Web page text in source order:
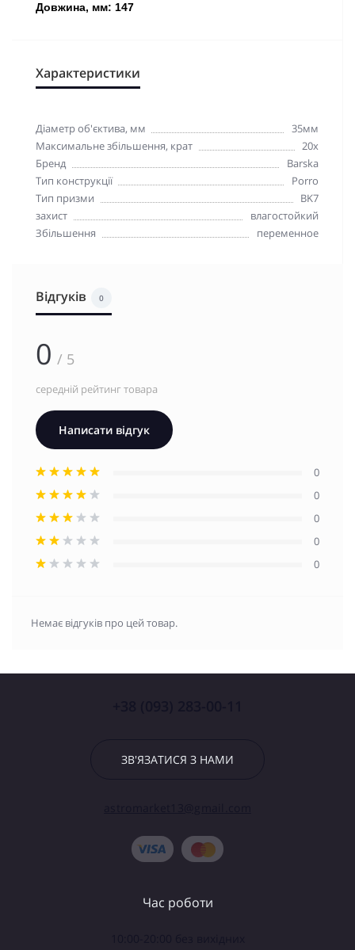
Довжина, мм: 147
Характеристики
Діаметр об'єктива, мм
35мм
Максимальне збільшення, крат
20x
Бренд
Barska
Тип конструкції
Porro
Тип призми
BK7
захист
влагостойкий
Збільшення
переменное
Відгуків 0
0 / 5
середній рейтинг товара
Написати відгук
0
0
0
0
0
Немає відгуків про цей товар.
ЗВ'ЯЗАТИСЯ З НАМИ
Час роботи